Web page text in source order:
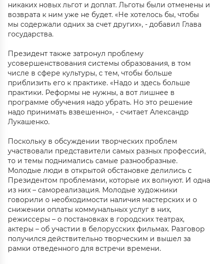
никаких новых льгот и доплат. Льготы были отменены и
возврата к ним уже не будет. «Не хотелось бы, чтобы
мы содержали одних за счет других», - добавил Глава
государства.
Президент также затронул проблему
усовершенствования системы образования, в том
числе в сфере культуры, с тем, чтобы больше
приблизить его к практике. «Надо и здесь больше
практики. Реформы не нужны, а вот лишнее в
программе обучения надо убрать. Но это решение
надо принимать взвешенно», - считает Александр
Лукашенко.
Поскольку в обсуждении творческих проблем
участвовали представители самых разных профессий,
то и темы поднимались самые разнообразные.
Молодые люди в открытой обстановке делились с
Президентом проблемами, которые их волнуют. И одна
из них – самореализация. Молодые художники
говорили о необходимости наличия мастерских и о
снижении оплаты коммунальных услуг в них,
режиссеры – о постановках в городских театрах,
актеры – об участии в белорусских фильмах. Разговор
получился действительно творческим и вышел за
рамки отведенного для встречи времени.